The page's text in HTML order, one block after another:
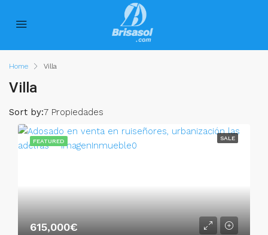
Home Villa
Villa
7 Propiedades
Sort by:
FEATURED SALE
615,000€